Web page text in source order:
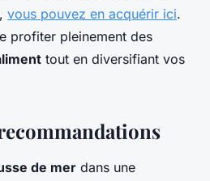
vous pouvez en acquérir ici.
profiter pleinement des
tout en diversifiant vos
de mer dans une